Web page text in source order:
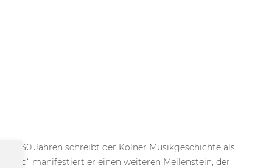
30 Jahren schreibt der Kölner Musikgeschichte als
manifestiert er einen weiteren Meilenstein, der